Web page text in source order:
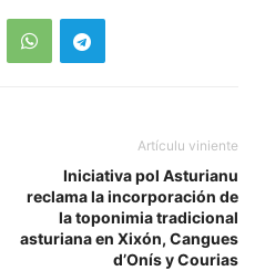
Artículu viniente
Iniciativa pol Asturianu
reclama la incorporación de
la toponimia tradicional
asturiana en Xixón, Cangues
d’Onís y Courias